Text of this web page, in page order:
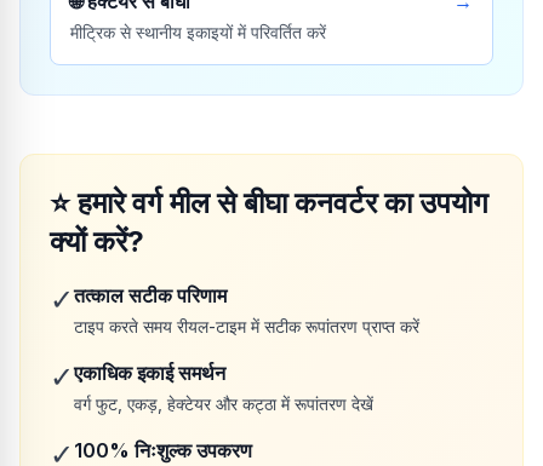
मीट्रिक से स्थानीय इकाइयों में परिवर्तित करें
⭐हमारे वर्ग मील से बीघा कनवर्टर का उपयोग
क्यों करें?
✓तत्काल सटीक परिणाम
टाइप करते समय रीयल-टाइम में सटीक रूपांतरण प्राप्त करें
✓एकाधिक इकाई समर्थन
वर्ग फुट, एकड़, हेक्टेयर और कट्ठा में रूपांतरण देखें
✓ 100% निःशुल्क उपकरण